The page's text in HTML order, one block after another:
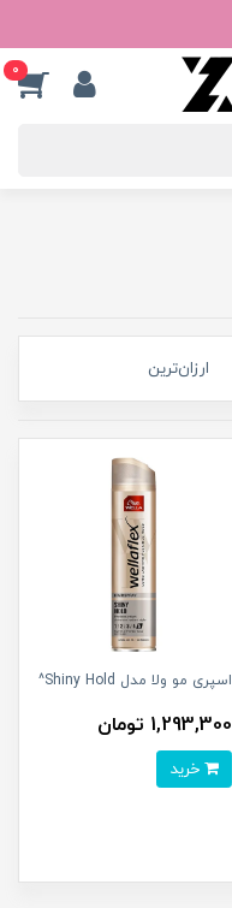
0
ارزان‌ترین
اسپری مو ولا مدل Shiny Hold^
1,293,300 تومان